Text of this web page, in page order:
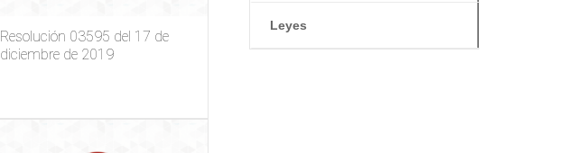
Resolución 03595 del 17 de
diciembre de 2019
Leyes